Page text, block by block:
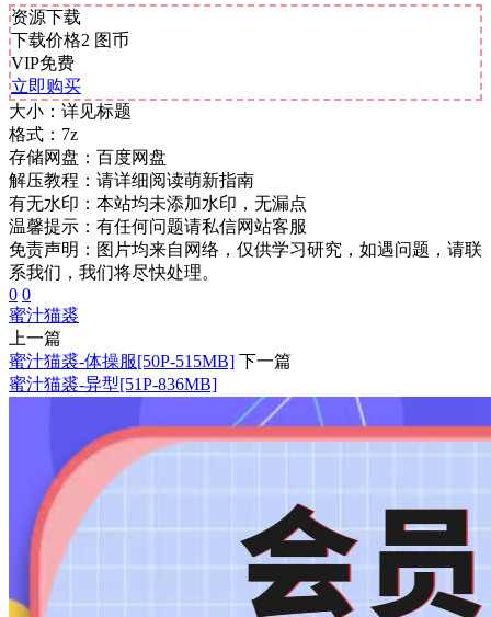
资源下载
下载价格2 图币
VIP免费
立即购买
大小： 详见标题
格式： 7z
存储网盘： 百度网盘
解压教程： 请详细阅读萌新指南
有无水印： 本站均未添加水印，无漏点
温馨提示： 有任何问题请私信网站客服
免责声明：图片均来自网络，仅供学习研究，如遇问题，请联
系我们，我们将尽快处理。
0 0
蜜汁猫裘
上一篇
蜜汁猫裘-体操服[50P-515MB] 下一篇
蜜汁猫裘-异型[51P-836MB]